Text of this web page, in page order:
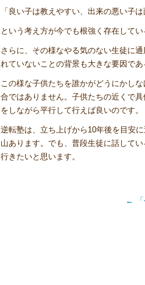
「良い子は教えやすい、出来の悪い子は
という考え方が今でも根強く存在してい
さらに、その様なやる気のない生徒に
れていないことの背景も大きな要因であ
この様な子供たちを誰かがどうにかし
合ではありません。子供たちの近くで
をしながら平行して行えば良いのです。
逆転塾は、立ち上げから10年後を目安
山あります。でも、普段生徒に話して
行きたいと思います。
←